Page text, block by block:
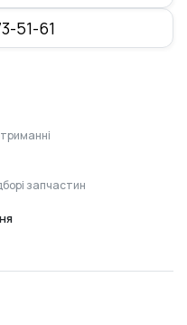
51-61
запчастин